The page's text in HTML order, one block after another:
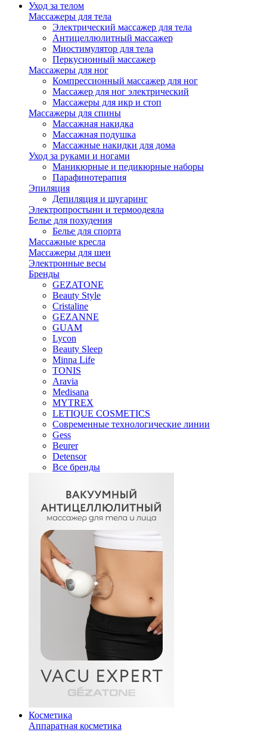
Уход за телом
Массажеры для тела
Электрический массажер для тела
Антицеллюлитный массажер
Миостимулятор для тела
Перкусионный массажер
Массажеры для ног
Компрессионный массажер для ног
Массажер для ног электрический
Массажеры для икр и стоп
Массажеры для спины
Массажная накидка
Массажная подушка
Массажные накидки для дома
Уход за руками и ногами
Маникюрные и педикюрные наборы
Парафинотерапия
Эпиляция
Депиляция и шугаринг
Электропростыни и термоодеяла
Белье для похудения
Белье для спорта
Массажные кресла
Массажеры для шеи
Электронные весы
Бренды
GEZATONE
Beauty Style
Cristaline
GEZANNE
GUAM
Lycon
Beauty Sleep
Minna Life
TONIS
Aravia
Medisana
MYTREX
LETIQUE COSMETICS
Современные технологические линии
Gess
Beurer
Detensor
Все бренды
Косметика
Аппаратная косметика